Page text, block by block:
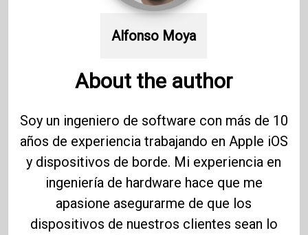
Alfonso Moya
About the author
Soy un ingeniero de software con más de 10
años de experiencia trabajando en Apple iOS
y dispositivos de borde. Mi experiencia en
ingeniería de hardware hace que me
apasione asegurarme de que los
dispositivos de nuestros clientes sean lo